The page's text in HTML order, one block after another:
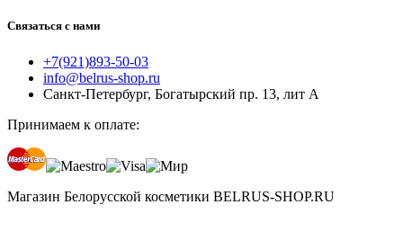
Связаться с нами
+7(921)893-50-03
info@belrus-shop.ru
Санкт-Петербург, Богатырский пр. 13, лит А
Принимаем к оплате:
Магазин Белорусской косметики BELRUS-SHOP.RU